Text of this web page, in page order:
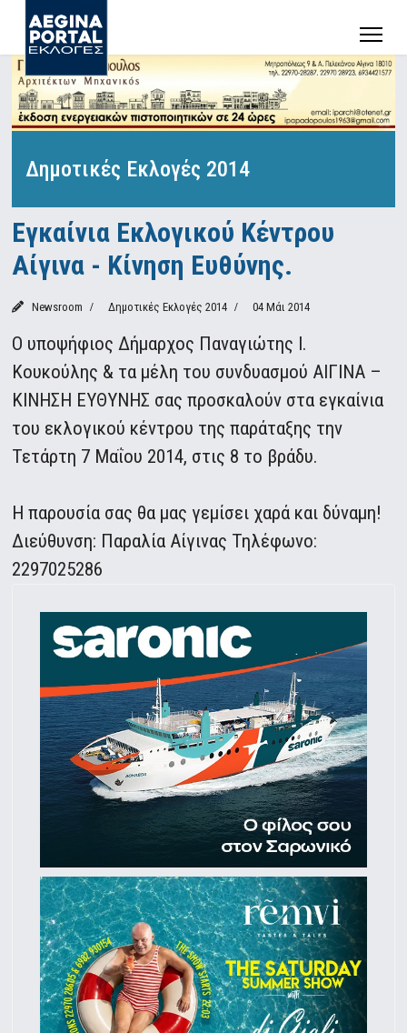
Δημοτικές Εκλογές 2014
Εγκαίνια Εκλογικού Κέντρου
Αίγινα - Κίνηση Ευθύνης.
Newsroom Δημοτικές Εκλογές 2014 04 Μάι 2014
Ο υποψήφιος Δήμαρχος Παναγιώτης Ι.
Κουκούλης & τα μέλη του συνδυασμού ΑΙΓΙΝΑ –
ΚΙΝΗΣΗ ΕΥΘΥΝΗΣ σας προσκαλούν στα εγκαίνια
του εκλογικού κέντρου της παράταξης την
Τετάρτη 7 Μαΐου 2014, στις 8 το βράδυ.
Η παρουσία σας θα μας γεμίσει χαρά και δύναμη!
Διεύθυνση: Παραλία Αίγινας Τηλέφωνο:
2297025286